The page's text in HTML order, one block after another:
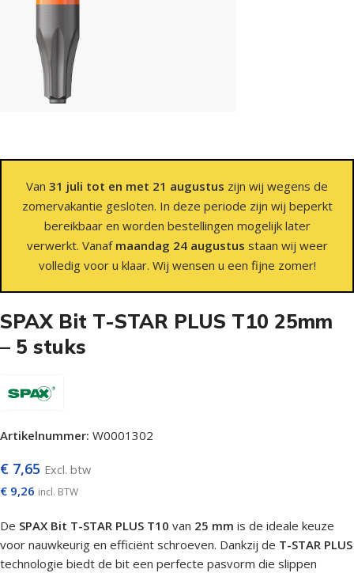
Van 31 juli tot en met 21 augustus zijn wij wegens de
zomervakantie gesloten. In deze periode zijn wij beperkt
bereikbaar en worden bestellingen mogelijk later
verwerkt. Vanaf maandag 24 augustus staan wij weer
volledig voor u klaar. Wij wensen u een fijne zomer!
SPAX Bit T-STAR PLUS T10 25mm
– 5 stuks
Artikelnummer: W0001302
€ 7,65 Excl. btw
€ 9,26 incl. BTW
De SPAX Bit T-STAR PLUS T10 van 25 mm is de ideale keuze
voor nauwkeurig en efficiënt schroeven. Dankzij de T-STAR PLUS
technologie biedt de bit een perfecte pasvorm die slippen